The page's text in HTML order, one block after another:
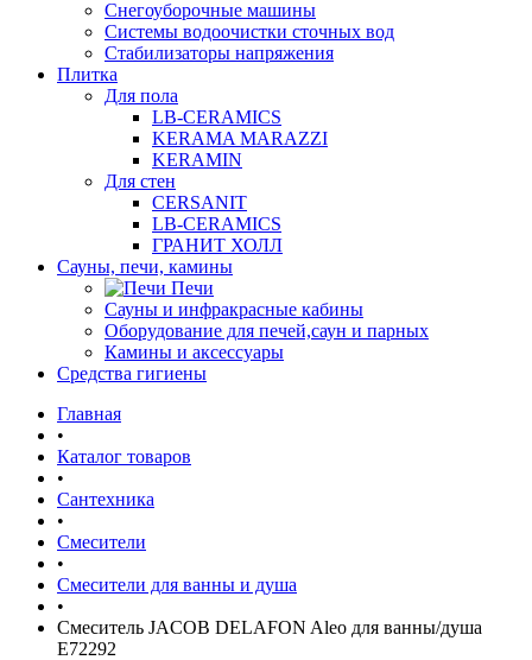
Снегоуборочные машины
Системы водоочистки сточных вод
Стабилизаторы напряжения
Плитка
Для пола
LB-CERAMICS
KERAMA MARAZZI
KERAMIN
Для стен
CERSANIT
LB-CERAMICS
ГРАНИТ ХОЛЛ
Сауны, печи, камины
Печи
Сауны и инфракрасные кабины
Оборудование для печей,саун и парных
Камины и аксессуары
Средства гигиены
Главная
•
Каталог товаров
•
Сантехника
•
Смесители
•
Смесители для ванны и душа
•
Смеситель JACOB DELAFON Aleo для ванны/душа
E72292